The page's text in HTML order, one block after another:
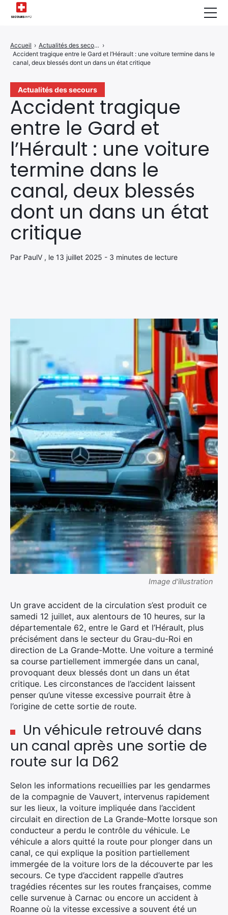
Actualités des secours
Accident tragique
entre le Gard et
l’Hérault : une voiture
termine dans le
canal, deux blessés
dont un dans un état
critique
Par PaulV , le 13 juillet 2025 - 3 minutes de lecture
Accueil › Actualités des secours ›
Accident tragique entre le Gard et l’Hérault : une voiture termine dans le
canal, deux blessés dont un dans un état critique
Image d'illustration
Un grave accident de la circulation s’est produit ce
samedi 12 juillet, aux alentours de 10 heures, sur la
départementale 62, entre le Gard et l’Hérault, plus
précisément dans le secteur du Grau-du-Roi en
direction de La Grande-Motte. Une voiture a terminé
sa course partiellement immergée dans un canal,
provoquant deux blessés dont un dans un état
critique. Les circonstances de l’accident laissent
penser qu’une vitesse excessive pourrait être à
l’origine de cette sortie de route.
Un véhicule retrouvé dans
un canal après une sortie de
route sur la D62
Selon les informations recueillies par les gendarmes
de la compagnie de Vauvert, intervenus rapidement
sur les lieux, la voiture impliquée dans l’accident
circulait en direction de La Grande-Motte lorsque son
conducteur a perdu le contrôle du véhicule. Le
véhicule a alors quitté la route pour plonger dans un
canal, ce qui explique la position partiellement
immergée de la voiture lors de la découverte par les
secours. Ce type d’accident rappelle d’autres
tragédies récentes sur les routes françaises, comme
celle survenue à Carnac ou encore un accident à
Roanne où la vitesse excessive a souvent été un
Infos & Conseils
Actualités des Secours
Santé & Bien-être
A propos de Nous
Contactez-nous
Politique de Confidentialité